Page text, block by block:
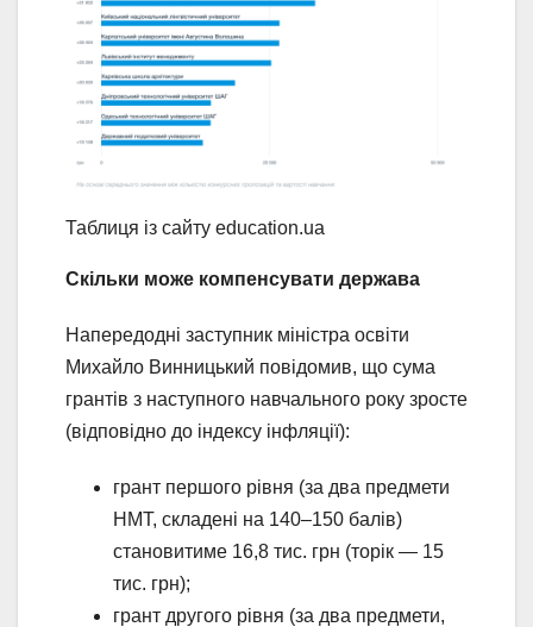
Таблиця із сайту education.ua
Скільки може компенсувати держава
Напередодні заступник міністра освіти
Михайло Винницький повідомив, що сума
грантів з наступного навчального року зросте
(відповідно до індексу інфляції):
грант першого рівня (за два предмети
НМТ, складені на 140–150 балів)
становитиме 16,8 тис. грн (торік — 15
тис. грн);
грант другого рівня (за два предмети,